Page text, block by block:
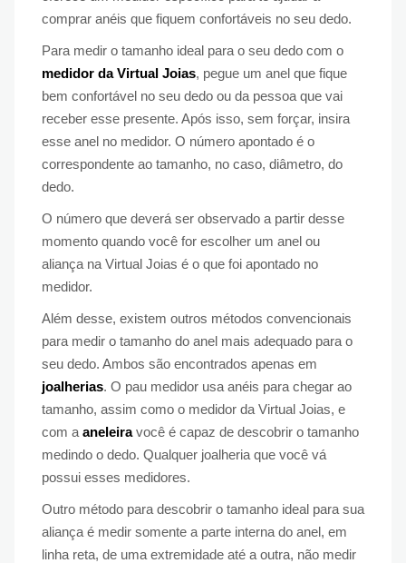
comprar anéis que fiquem confortáveis no seu dedo.
Para medir o tamanho ideal para o seu dedo com o
medidor da Virtual Joias, pegue um anel que fique
bem confortável no seu dedo ou da pessoa que vai
receber esse presente. Após isso, sem forçar, insira
esse anel no medidor. O número apontado é o
correspondente ao tamanho, no caso, diâmetro, do
dedo.
O número que deverá ser observado a partir desse
momento quando você for escolher um anel ou
aliança na Virtual Joias é o que foi apontado no
medidor.
Além desse, existem outros métodos convencionais
para medir o tamanho do anel mais adequado para o
seu dedo. Ambos são encontrados apenas em
joalherias. O pau medidor usa anéis para chegar ao
tamanho, assim como o medidor da Virtual Joias, e
com a aneleiravocê é capaz de descobrir o tamanho
medindo o dedo. Qualquer joalheria que você vá
possui esses medidores.
Outro método para descobrir o tamanho ideal para sua
aliança é medir somente a parte interna do anel, em
linha reta, de uma extremidade até a outra, não medir